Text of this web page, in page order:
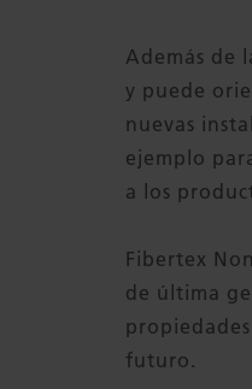
Además de
y puede
nuevas
ejemplo
a los
Fibertex
de última
futuro.